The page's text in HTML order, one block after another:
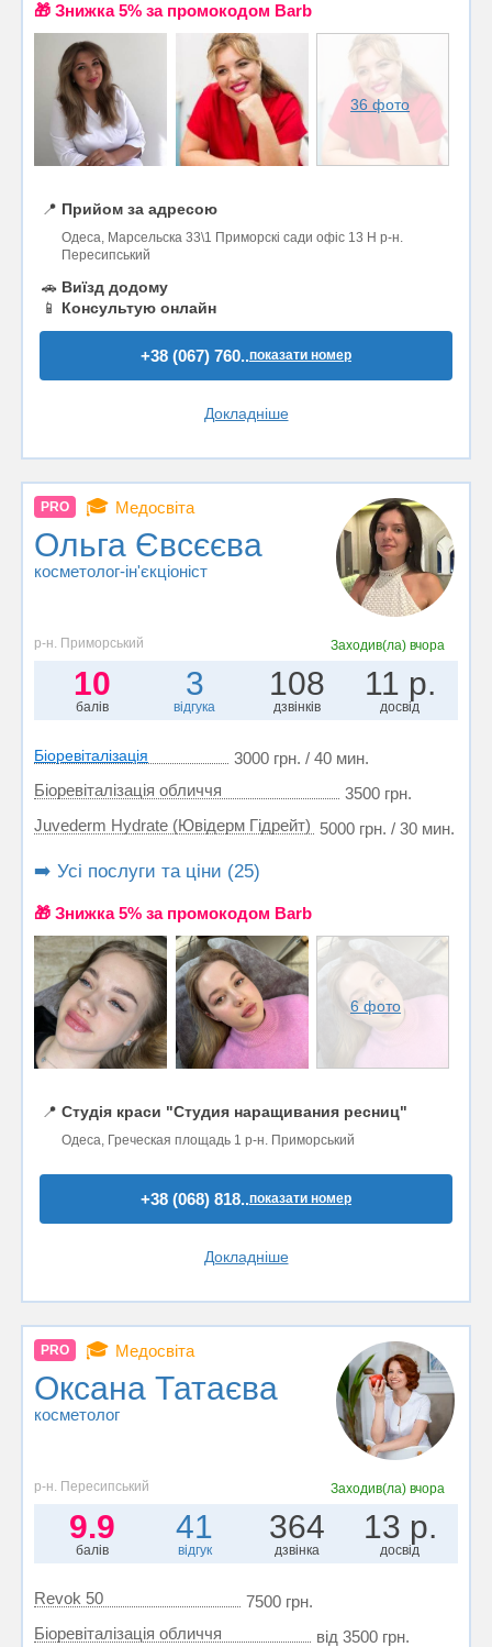
🎁 Знижка 5% за промокодом Barb
36 фото
📍 Прийом за адресою
Одеса, Марсельска 33\1 Приморскі сади офіс 13 Н р-н.
Пересипський
🚗 Виїзд додому
📱
Консультую онлайн
+38 (067) 760..показати номер
Докладніше
PRO 🎓 Медосвіта
Ольга Євсєєва
косметолог-ін'єкціоніст
р-н. Приморський Заходив(ла) вчора
10
балів
3
відгука
108
дзвінків
11 р.
досвід
Біоревіталізація
3000 грн. / 40 мин.
Біоревіталізація обличчя
3500 грн.
Juvederm Hydrate (Ювідерм Гідрейт) 5000 грн. / 30 мин.
➡️ Усі послуги та ціни (25)
🎁 Знижка 5% за промокодом Barb
6 фото
📍 Студія краси "Студия наращивания ресниц"
Одеса, Греческая площадь 1 р-н. Приморський
+38 (068) 818..показати номер
Докладніше
PRO 🎓 Медосвіта
Оксана Татаєва
косметолог
р-н. Пересипський Заходив(ла) вчора
9.9
балів
41
відгук
364
дзвінка
13 р.
досвід
Revok 50
7500 грн.
Біоревіталізація обличчя
від 3500 грн.